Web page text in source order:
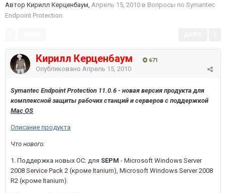
Автор Кирилл Керценбаум, Апрель 15, 2010 в Вопросы по Symantec
Endpoint Protection
Кирилл Керценбаум 671
Опубликовано Апрель 15, 2010
Symantec Endpoint Protection 11.0.6 - новая версия продукта для
комплексной защиты рабочих станций и серверов с поддержкой
Mac OS
Описание продукта
Что нового:
1. Поддержка новых ОС: для SEPM - Microsoft Windows Server
2008 Service Pack 2 (кроме Itanium), Microsoft Windows Server 2008
R2 (кроме Itanium).